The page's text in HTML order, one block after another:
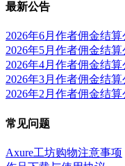
最新公告
2026年6月作者佣金结
2026年5月作者佣金结
2026年4月作者佣金结
2026年3月作者佣金结
2026年2月作者佣金结
常见问题
Axure工坊购物注意事项